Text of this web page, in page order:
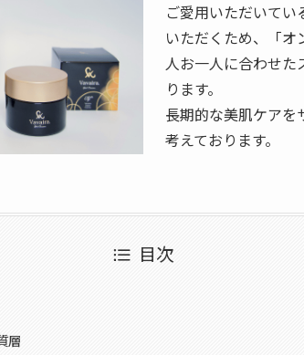
ご愛用いただいて
いただくため、「
人お一人に合わせた
ります。
長期的な美肌ケアを
考えております。
目次
層